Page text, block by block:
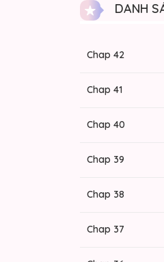
DANH
Chap 42
Chap 41
Chap 40
Chap 39
Chap 38
Chap 37